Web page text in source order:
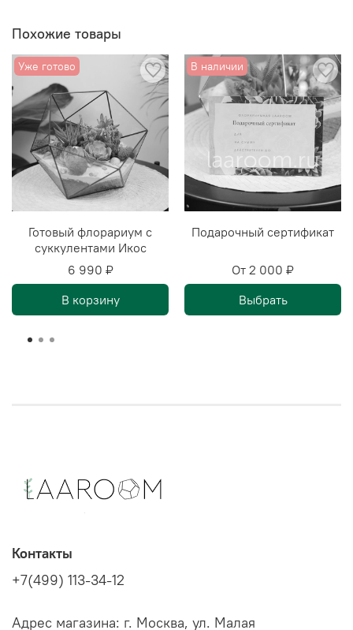
Похожие товары
Уже готово
Готовый флорариум с
суккулентами Икос
6 990 ₽
В корзину
В наличии
Подарочный сертификат
От 2 000 ₽
Выбрать
Контакты
+7(499) 113-34-12
Адрес магазина: г. Москва, ул. Малая